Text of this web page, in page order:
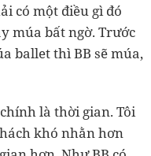
có một điều gì đó
múa bất ngờ. Trước
ballet thì BB sẽ múa,
là thời gian. Tôi
khó nhằn hơn